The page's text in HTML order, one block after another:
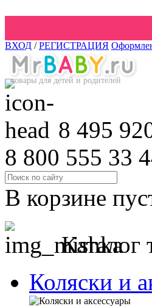
ВХОД /РЕГИСТРАЦИЯ
товары для детей и родителей
8 495
8 800 555 33
В корзине
Каталог
Коляски и